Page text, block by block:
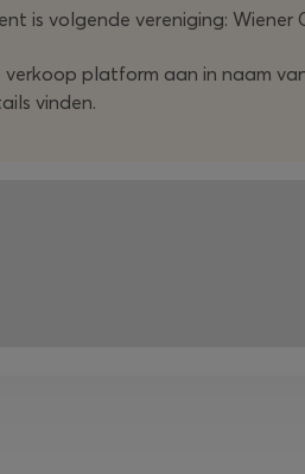
is volgende vereniging: Wiener
platform aan in naam
vinden.